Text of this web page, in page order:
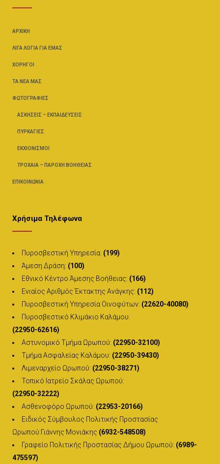
ΑΡΧΙΚΉ
ΛΊΓΑ ΛΌΓΙΑ ΓΙΑ ΕΜΆΣ
ΧΟΡΗΓΟΊ
ΤΑ ΝΈΑ ΜΑΣ
ΦΩΤΟΓΡΑΦΊΕΣ
ΑΣΚΉΣΕΙΣ – ΕΚΠΑΙΔΕΎΣΕΙΣ
ΠΥΡΚΑΓΙΈΣ
ΕΚΧΙΟΝΙΣΜΟΊ
ΤΡΟΧΑΊΑ – ΠΑΡΟΧΉ ΒΟΗΘΕΊΑΣ
ΕΠΙΚΟΙΝΩΝΊΑ
Χρήσιμα Τηλέφωνα
Πυροσβεστική Υπηρεσία: (199)
Άμεση Δράση: (100)
Εθνικό Κέντρο Άμεσης Βοήθειας: (166)
Ενιαίος Αριθμός Έκτακτης Ανάγκης: (112)
Πυροσβεστική Υπηρεσία Οινοφύτων: (22620-40080)
Πυροσβεστικό Κλιμάκιο Καλάμου:
(22950-62616)
Αστυνομικό Τμήμα Ωρωπού: (22950-32100)
Τμήμα Ασφαλείας Καλάμου: (22950-39430)
Λιμεναρχείο Ωρωπού: (22950-38271)
Τοπικό Ιατρείο Σκάλας Ωρωπού:
(22950-32222)
Ασθενοφόρο Ωρωπού: (22953-20166)
Ειδικός Σύμβουλος Πολιτικής Προστασίας
Ωρωπού:Γιάννης Μονιάκης (6932-548508)
Γραφείο Πολιτικής Προστασίας Δήμου Ωρωπού: (6989-
475597)